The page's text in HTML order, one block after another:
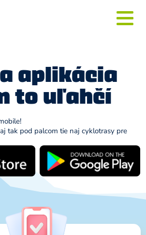
aplikácia
to uľahčí
tak pod palcom tie naj cyklotrasy pre